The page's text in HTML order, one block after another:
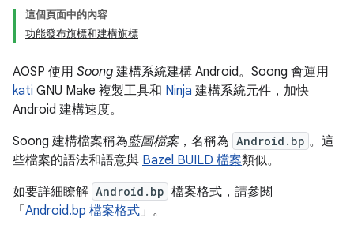
這個頁面中的內容
功能發布旗標和建構旗標
AOSP 使用 Soong 建構系統建構 Android。Soong 會運用
kati GNU Make 複製工具和 Ninja 建構系統元件，加快
Android 建構速度。
Soong 建構檔案稱為藍圖檔案，名稱為 Android.bp 。這
些檔案的語法和語意與 Bazel BUILD 檔案類似。
如要詳細瞭解 Android.bp 檔案格式，請參閱
「 Android.bp 檔案格式」。